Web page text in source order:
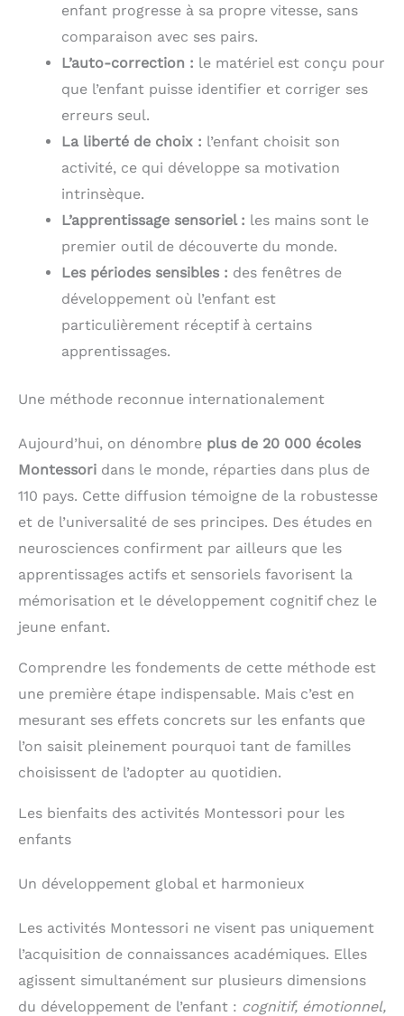
enfant progresse à sa propre vitesse, sans
comparaison avec ses pairs.
L’auto-correction : le matériel est conçu pour
que l’enfant puisse identifier et corriger ses
erreurs seul.
La liberté de choix : l’enfant choisit son
activité, ce qui développe sa motivation
intrinsèque.
L’apprentissage sensoriel : les mains sont le
premier outil de découverte du monde.
Les périodes sensibles : des fenêtres de
développement où l’enfant est
particulièrement réceptif à certains
apprentissages.
Une méthode reconnue internationalement
Aujourd’hui, on dénombre plus de 20 000 écoles
Montessori dans le monde, réparties dans plus de
110 pays. Cette diffusion témoigne de la robustesse
et de l’universalité de ses principes. Des études en
neurosciences confirment par ailleurs que les
apprentissages actifs et sensoriels favorisent la
mémorisation et le développement cognitif chez le
jeune enfant.
Comprendre les fondements de cette méthode est
une première étape indispensable. Mais c’est en
mesurant ses effets concrets sur les enfants que
l’on saisit pleinement pourquoi tant de familles
choisissent de l’adopter au quotidien.
Les bienfaits des activités Montessori pour les
enfants
Un développement global et harmonieux
Les activités Montessori ne visent pas uniquement
l’acquisition de connaissances académiques. Elles
agissent simultanément sur plusieurs dimensions
du développement de l’enfant : cognitif, émotionnel,